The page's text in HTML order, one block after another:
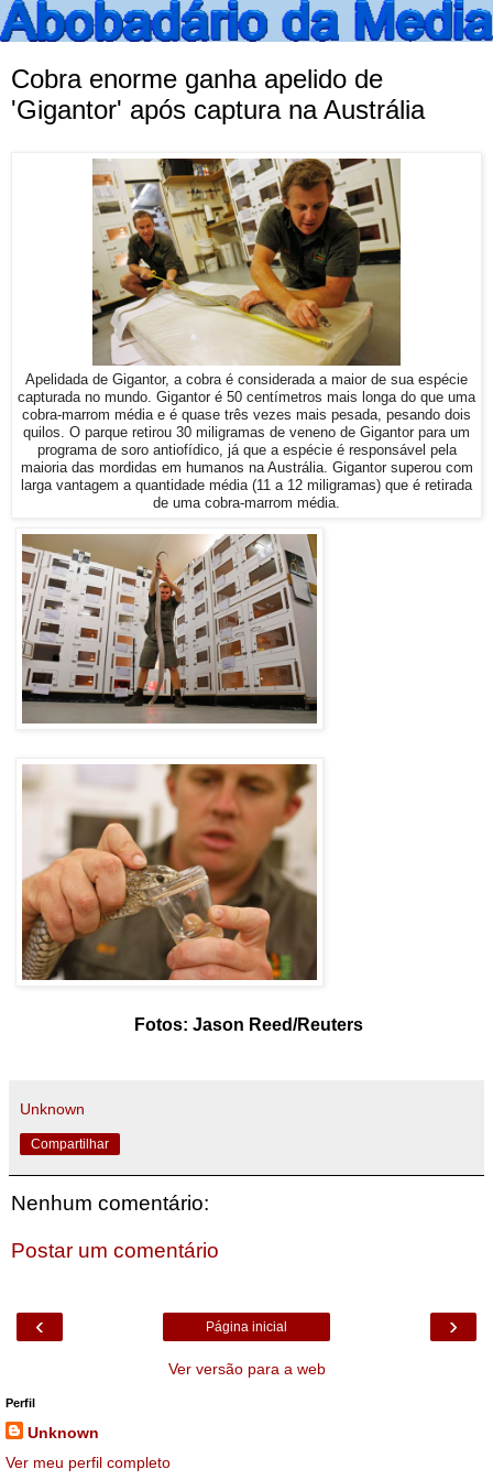
Cobra enorme ganha apelido de
'Gigantor' após captura na Austrália
Apelidada de Gigantor, a cobra é considerada a maior de sua espécie
capturada no mundo. Gigantor é 50 centímetros mais longa do que uma
cobra-marrom média e é quase três vezes mais pesada, pesando dois
quilos. O parque retirou 30 miligramas de veneno de Gigantor para um
programa de soro antiofídico, já que a espécie é responsável pela
maioria das mordidas em humanos na Austrália. Gigantor superou com
larga vantagem a quantidade média (11 a 12 miligramas) que é retirada
de uma cobra-marrom média.
Fotos: Jason Reed/Reuters
Unknown
Compartilhar
Nenhum comentário:
Postar um comentário
‹ ›
Página inicial
Ver versão para a web
Perfil
Unknown
Ver meu perfil completo